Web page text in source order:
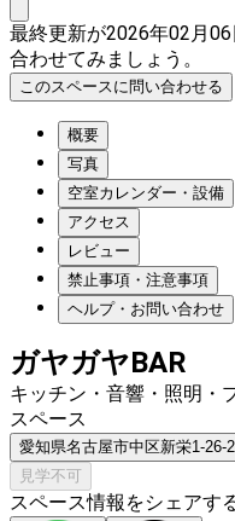
最終更新が2026年02月
合わせてみましょう。
このスペースに問い合わせる
概要
写真
空室カレンダー・設備
アクセス
レビュー
禁止事項・注意事項
ヘルプ・お問い合わせ
ガヤガヤBAR
キッチン・音響・照明・
スペース
愛知県名古屋市中区新栄1-26-2
見学不可
スペース情報をシェアす